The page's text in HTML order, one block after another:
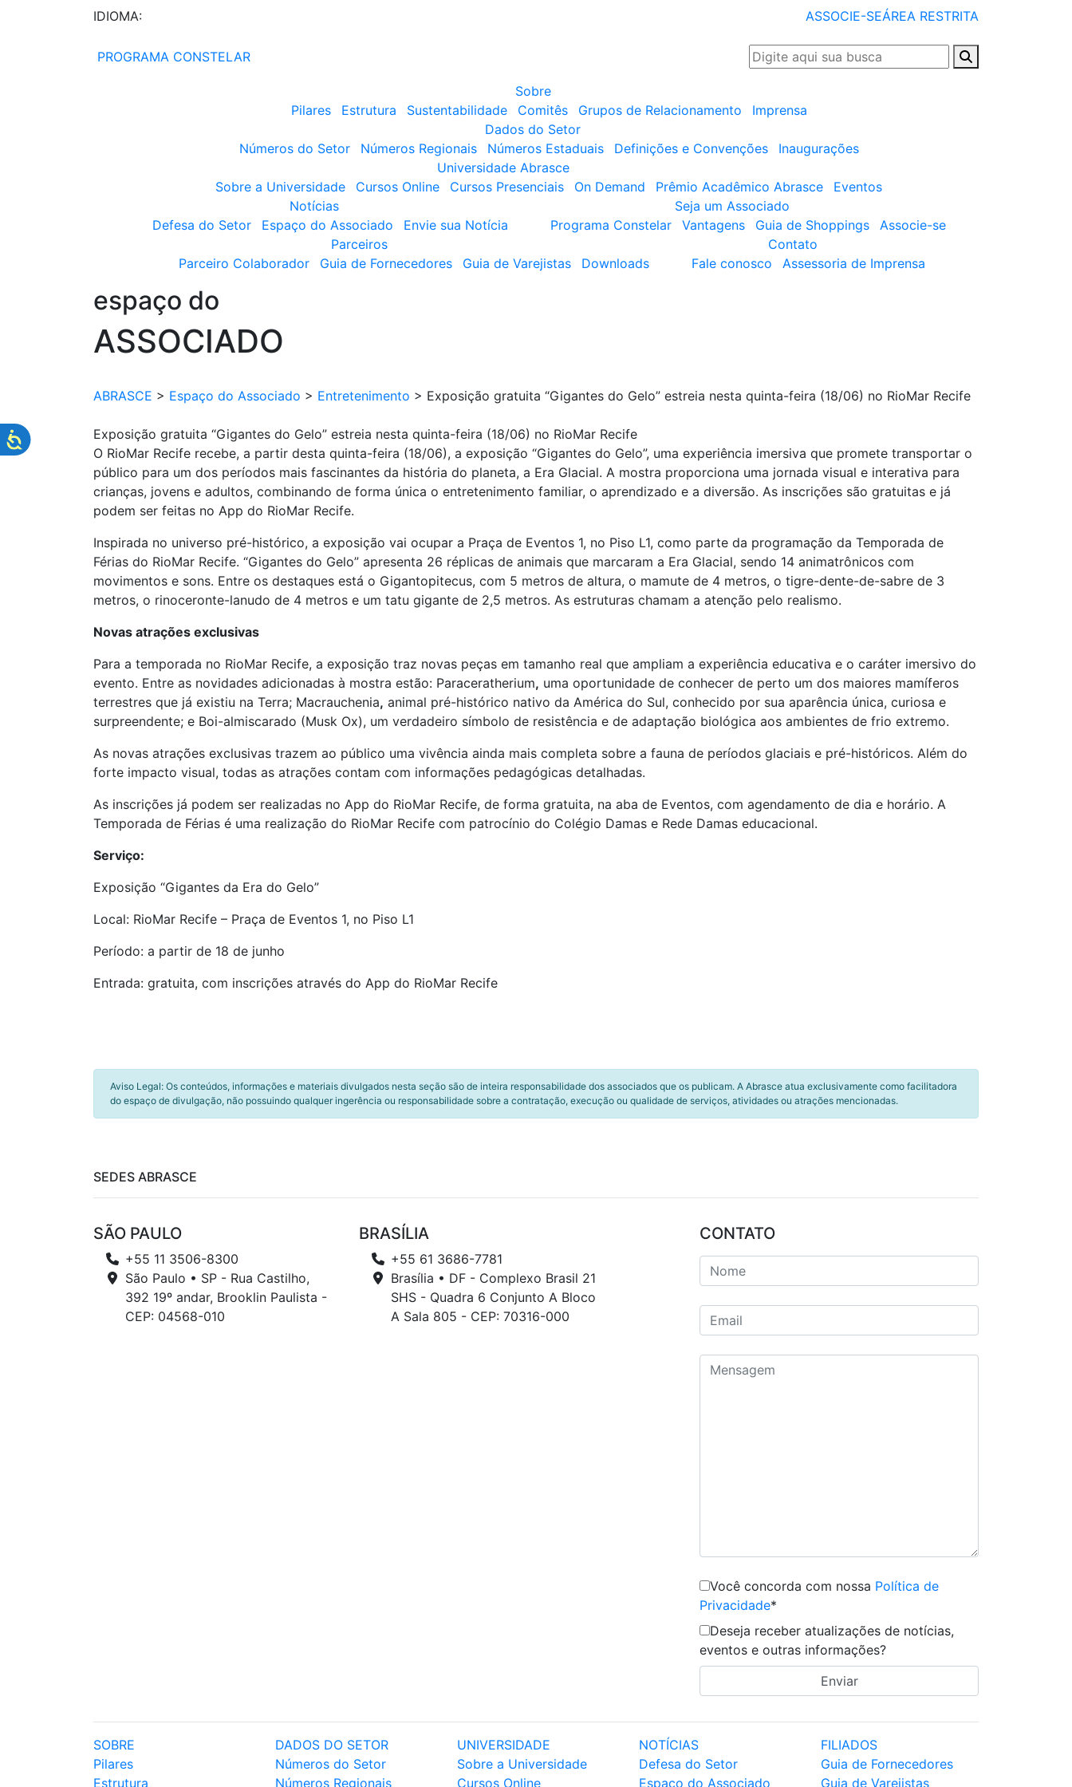
IDIOMA: ASSOCIE-SEÁREA RESTRITA
PROGRAMA CONSTELAR
Sobre
Pilares
Estrutura Sustentabilidade Comitês Grupos de Relacionamento
Imprensa
Dados do Setor
Números do Setor
Números Regionais Números Estaduais Definições e Convenções
Inaugurações
Universidade Abrasce
Sobre a Universidade
Cursos Online Cursos Presenciais On Demand Prêmio Acadêmico Abrasce
Eventos
Notícias
Defesa do Setor
Espaço do Associado Envie sua Notícia
Seja um Associado
Programa Constelar
Vantagens Guia de Shoppings
Associe-se
Parceiros
Parceiro Colaborador
Guia de Fornecedores Guia de Varejistas Downloads
Contato
Fale conosco
Assessoria de Imprensa
espaço do
ASSOCIADO
ABRASCE > Espaço do Associado > Entretenimento > Exposição gratuita “Gigantes do Gelo” estreia nesta quinta-feira (18/06) no RioMar Recife
Exposição gratuita “Gigantes do Gelo” estreia nesta quinta-feira (18/06) no RioMar Recife
O RioMar Recife recebe, a partir desta quinta-feira (18/06), a exposição “Gigantes do Gelo”, uma experiência imersiva que promete transportar o
público para um dos períodos mais fascinantes da história do planeta, a Era Glacial. A mostra proporciona uma jornada visual e interativa para
crianças, jovens e adultos, combinando de forma única o entretenimento familiar, o aprendizado e a diversão. As inscrições são gratuitas e já
podem ser feitas no App do RioMar Recife.
Inspirada no universo pré-histórico, a exposição vai ocupar a Praça de Eventos 1, no Piso L1, como parte da programação da Temporada de
Férias do RioMar Recife. “Gigantes do Gelo” apresenta 26 réplicas de animais que marcaram a Era Glacial, sendo 14 animatrônicos com
movimentos e sons. Entre os destaques está o Gigantopitecus, com 5 metros de altura, o mamute de 4 metros, o tigre-dente-de-sabre de 3
metros, o rinoceronte-lanudo de 4 metros e um tatu gigante de 2,5 metros. As estruturas chamam a atenção pelo realismo.
Novas atrações exclusivas
Para a temporada no RioMar Recife, a exposição traz novas peças em tamanho real que ampliam a experiência educativa e o caráter imersivo do
evento. Entre as novidades adicionadas à mostra estão: Paraceratherium, uma oportunidade de conhecer de perto um dos maiores mamíferos
terrestres que já existiu na Terra; Macrauchenia, animal pré-histórico nativo da América do Sul, conhecido por sua aparência única, curiosa e
surpreendente; e Boi-almiscarado (Musk Ox), um verdadeiro símbolo de resistência e de adaptação biológica aos ambientes de frio extremo.
As novas atrações exclusivas trazem ao público uma vivência ainda mais completa sobre a fauna de períodos glaciais e pré-históricos. Além do
forte impacto visual, todas as atrações contam com informações pedagógicas detalhadas.
As inscrições já podem ser realizadas no App do RioMar Recife, de forma gratuita, na aba de Eventos, com agendamento de dia e horário. A
Temporada de Férias é uma realização do RioMar Recife com patrocínio do Colégio Damas e Rede Damas educacional.
Serviço:
Exposição “Gigantes da Era do Gelo”
Local: RioMar Recife – Praça de Eventos 1, no Piso L1
Período: a partir de 18 de junho
Entrada: gratuita, com inscrições através do App do RioMar Recife
Aviso Legal: Os conteúdos, informações e materiais divulgados nesta seção são de inteira responsabilidade dos associados que os publicam. A Abrasce atua exclusivamente como facilitadora
do espaço de divulgação, não possuindo qualquer ingerência ou responsabilidade sobre a contratação, execução ou qualidade de serviços, atividades ou atrações mencionadas.
SEDES ABRASCE
SÃO PAULO
+55 11 3506-8300
São Paulo • SP - Rua Castilho,
392 19º andar, Brooklin Paulista -
CEP: 04568-010
BRASÍLIA
+55 61 3686-7781
Brasília • DF - Complexo Brasil 21
SHS - Quadra 6 Conjunto A Bloco
A Sala 805 - CEP: 70316-000
CONTATO
Você concorda com nossa Política de
Privacidade*
Deseja receber atualizações de notícias,
eventos e outras informações?
SOBRE
Pilares
Estrutura
DADOS DO SETOR
Números do Setor
Números Regionais
UNIVERSIDADE
Sobre a Universidade
Cursos Online
NOTÍCIAS
Defesa do Setor
Espaço do Associado
FILIADOS
Guia de Fornecedores
Guia de Varejistas